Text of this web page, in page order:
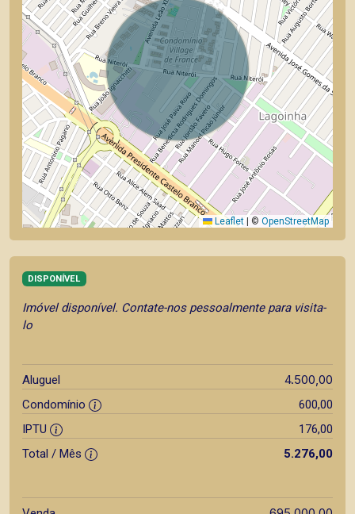
Leaflet | © OpenStreetMap
DISPONÍVEL
Imóvel disponível. Contate-nos pessoalmente para visita-
lo
Aluguel 4.500,00
Condomínio
600,00
IPTU
176,00
Total / Mês
5.276,00